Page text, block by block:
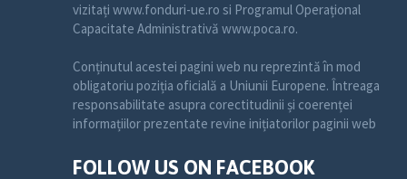
vizitați www.fonduri-ue.ro si Programul Operațional
Capacitate Administrativă www.poca.ro.
Conținutul acestei pagini web nu reprezintă în mod
obligatoriu poziția oficială a Uniunii Europene. Întreaga
responsabilitate asupra corectitudinii și coerenței
informațiilor prezentate revine inițiatorilor paginii web
FOLLOW US ON FACEBOOK